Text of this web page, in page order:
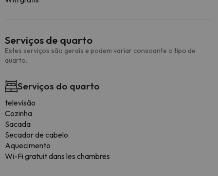
Serviços de quarto
Estes serviços são gerais e podem variar consoante o tipo de
quarto.
Serviços do quarto
televisão
Cozinha
Sacada
Secador de cabelo
Aquecimento
Wi-Fi gratuit dans les chambres